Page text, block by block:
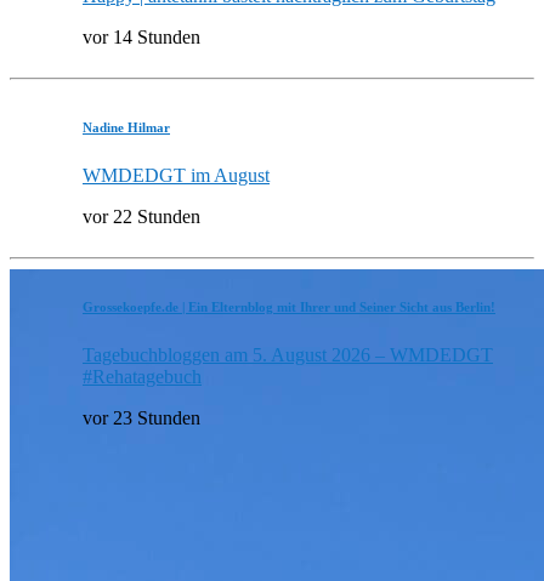
vor 14 Stunden
Nadine Hilmar
WMDEDGT im August
vor 22 Stunden
Grossekoepfe.de | Ein Elternblog mit Ihrer und Seiner Sicht aus Berlin!
Tagebuchbloggen am 5. August 2026 – WMDEDGT
#Rehatagebuch
vor 23 Stunden